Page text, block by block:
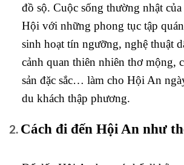
đồ sộ. Cuộc sống thường nhật
Hội với những phong tục tập
sinh hoạt tín ngưỡng, nghệ thuật
cảnh quan thiên nhiên thơ mộng,
sản đặc sắc… làm cho Hội An
du khách thập phương.
2. Cách đi đến Hội An như